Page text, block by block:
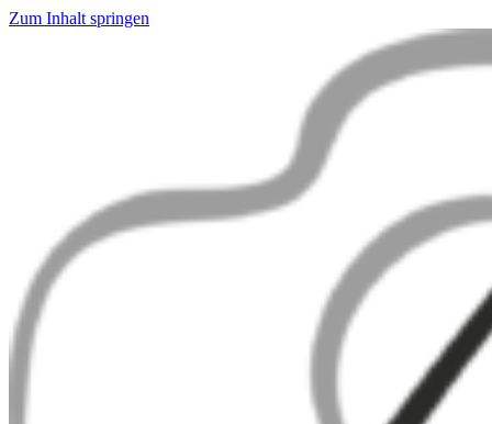
Zum Inhalt springen